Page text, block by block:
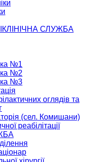
СЛУЖБА
№1
№2
№3
оглядів та
(сел. Комишани)
реабілітації